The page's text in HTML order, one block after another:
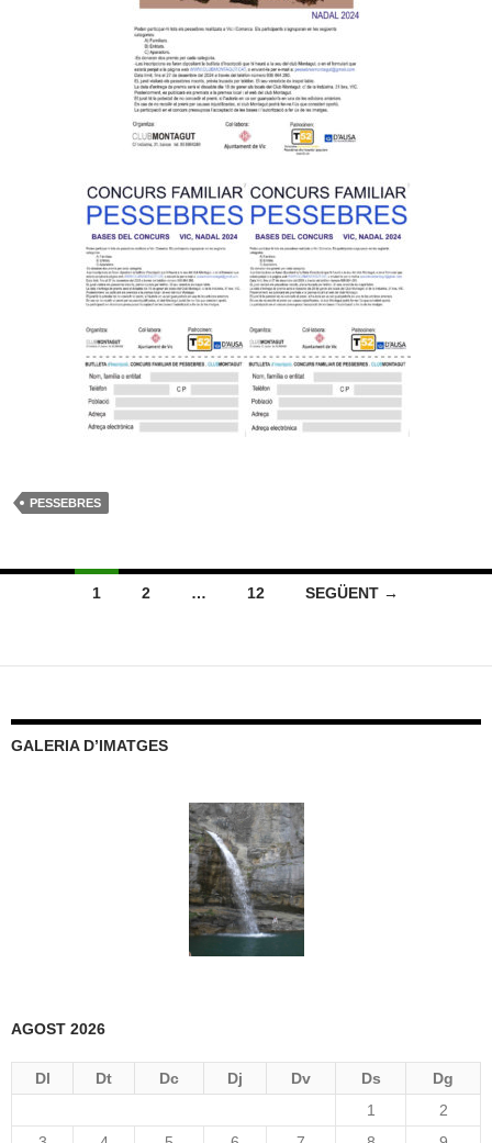
PESSEBRES
Navegació
les
1 2 … 12 SEGÜENT →
GALERIA D’IMATGES
AGOST 2026
Dl Dt Dc Dj Dv Ds
Dg
1
2